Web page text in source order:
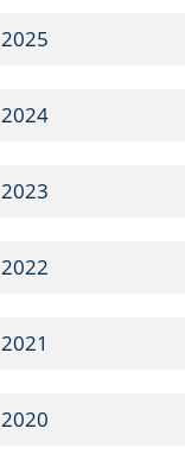
2025
2024
2023
2022
2021
2020